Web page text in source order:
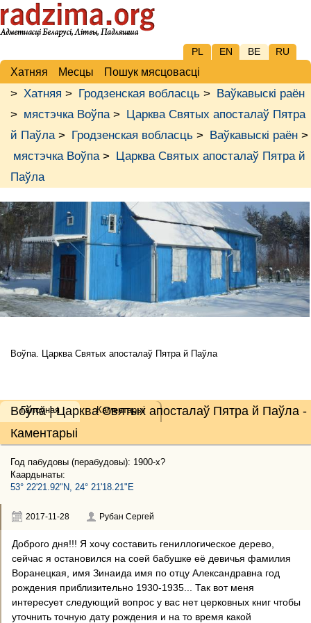
PL EN BE RU
Хатняя Месцы Пошук мясцовасці
> Хатняя > Гродзенская вобласць > Ваўкавыскі раён
> мястэчка Воўпа> Царква Святых апосталаў Пятра
й Паўла> Гродзенская вобласць > Ваўкавыскі раён >
мястэчка Воўпа> Царква Святых апосталаў Пятра й
Паўла
Воўпа. Царква Святых апосталаў Пятра й Паўла
Воўпа | Царква Святых апосталаў Пятра й Паўла -
Каментарыі
Галоўная Каментарыі
Год пабудовы (перабудовы): 1900-x?
Каардынаты:
53° 22'21.92"N, 24° 21'18.21"E
2017-11-28 Рубан Сергей
Доброго дня!!! Я хочу составить гениллогическое дерево,
сейчас я остановился на соей бабушке её девичья фамилия
Воранецкая, имя Зинаида имя по отцу Александравна год
рождения приблизительно 1930-1935... Так вот меня
интересует следующий вопрос у вас нет церковных книг чтобы
уточнить точную дату рождения и на то время какой